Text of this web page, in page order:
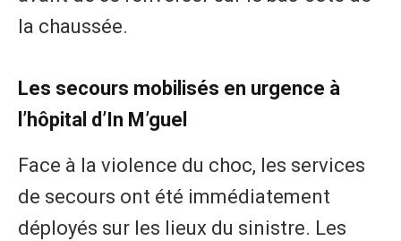
la chaussée.
​Les secours mobilisés en urgence à
l’hôpital d’In M’guel
​Face à la violence du choc, les services
de secours ont été immédiatement
déployés sur les lieux du sinistre. Les